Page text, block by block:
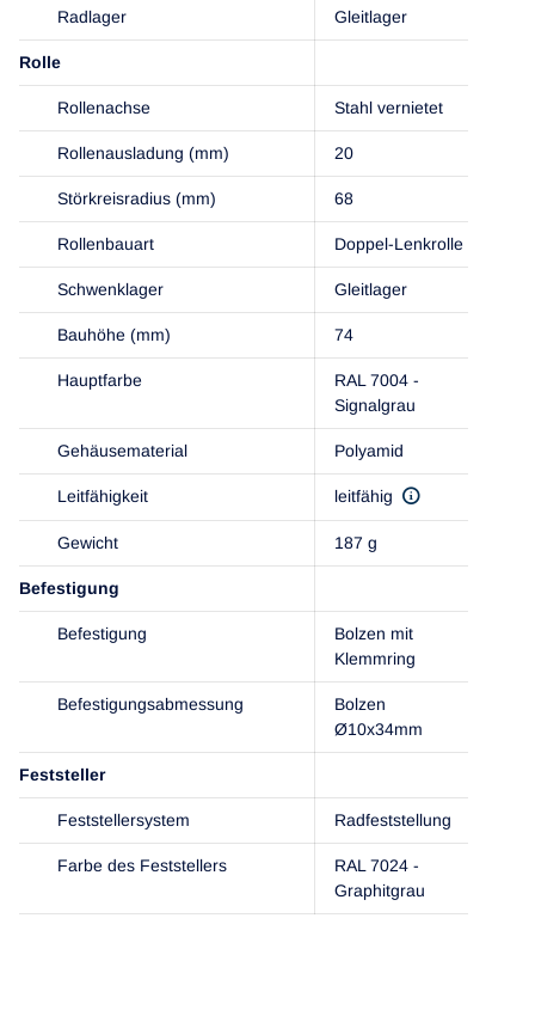
Radlager Gleitlager
Rolle
Rollenachse Stahl vernietet
Rollenausladung (mm) 20
Störkreisradius (mm) 68
Rollenbauart Doppel-Lenkrolle
Schwenklager Gleitlager
Bauhöhe (mm) 74
Hauptfarbe
RAL 7004 -
Signalgrau
Gehäusematerial Polyamid
Leitfähigkeit leitfähig
Gewicht 187 g
Befestigung
Befestigung
Bolzen mit
Klemmring
Befestigungsabmessung
Bolzen
Ø10x34mm
Feststeller
Feststellersystem Radfeststellung
Farbe des Feststellers
RAL 7024 -
Graphitgrau